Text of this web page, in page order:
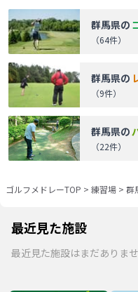
群馬県の
（64件）
群馬県の
（9件）
群馬県の
（22件）
ゴルフメドレーTOP > 練習場 > 群
最近見た施設
最近見た施設はまだありませ